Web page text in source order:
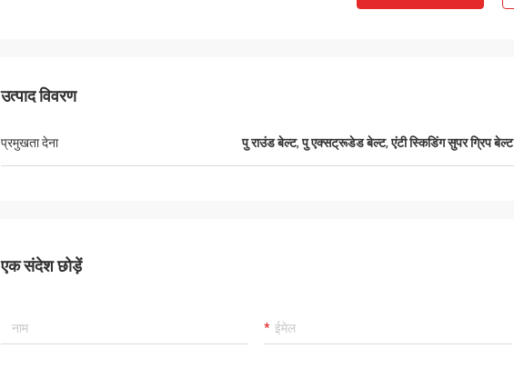
उत्पाद विवरण
प्रमुखता देना पु राउंड बेल्ट,पु एक्सट्रूडेड बेल्ट,एंटी स्किडिंग सुपर ग्रिप बेल्ट
एक संदेश छोड़ें